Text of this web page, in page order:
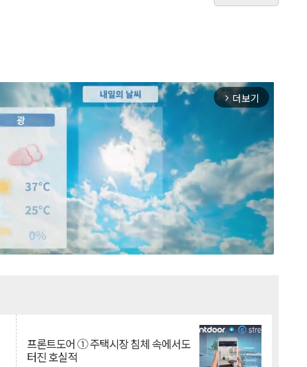
arrow_forward_ios 더보기
프론트도어 ① 주택시장 침체 속에서도
터진 호실적